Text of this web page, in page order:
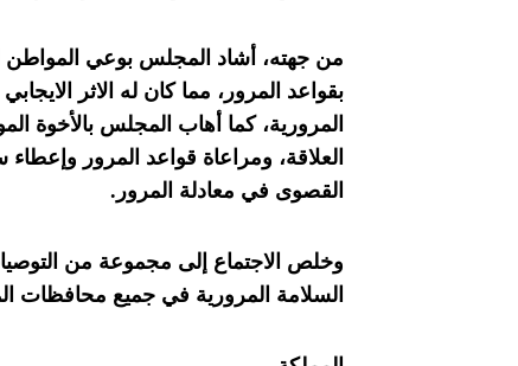
من جهته، أشاد المجلس بوعي المواطن
بقواعد المرور، مما كان له الاثر
المرورية، كما أهاب المجلس بالأخوة
العلاقة، ومراعاة قواعد المرور
القصوى في معادلة المرور.
وخلص الاجتماع إلى مجموعة من
السلامة المرورية في جميع محافظات